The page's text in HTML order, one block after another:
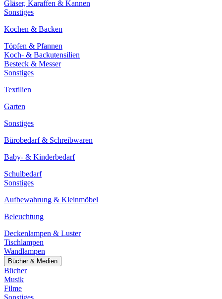
Gläser, Karaffen & Kannen
Sonstiges
Kochen & Backen
Töpfen & Pfannen
Koch- & Backutensilien
Besteck & Messer
Sonstiges
Textilien
Garten
Sonstiges
Bürobedarf & Schreibwaren
Baby- & Kinderbedarf
Schulbedarf
Sonstiges
Aufbewahrung & Kleinmöbel
Beleuchtung
Deckenlampen & Luster
Tischlampen
Wandlampen
Bücher & Medien
Bücher
Musik
Filme
Sonstiges